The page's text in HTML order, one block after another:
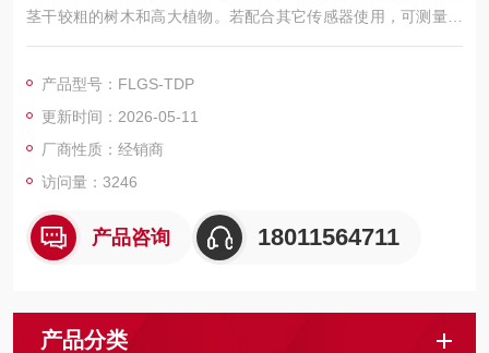
茎干较粗的树木和高大植物。若配合其它传感器使用，可测量环
境因子（空气温湿度，光合有效辐射、土壤温湿度等）影响下的
产品型号：FLGS-TDP
更新时间：2026-05-11
厂商性质：经销商
访问量：3246
产品咨询 18011564711
产品分类